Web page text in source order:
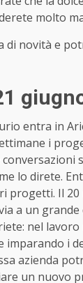
molto
di novità e
entra in
i
lo direte.
progetti. Il 20
a un grande
nel
imparando i
azienda
un nuovo